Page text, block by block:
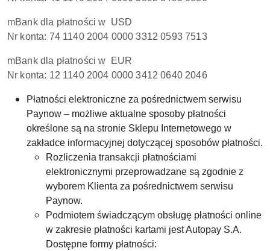
mBank dla płatności w USD
Nr konta: 74 1140 2004 0000 3312 0593 7513
mBank dla płatności w EUR
Nr konta: 12 1140 2004 0000 3412 0640 2046
Płatności elektroniczne za pośrednictwem serwisu
Paynow – możliwe aktualne sposoby płatności
określone są na stronie Sklepu Internetowego w
zakładce informacyjnej dotyczącej sposobów płatności.
Rozliczenia transakcji płatnościami
elektronicznymi przeprowadzane są zgodnie z
wyborem Klienta za pośrednictwem serwisu
Paynow.
Podmiotem świadczącym obsługę płatności online
w zakresie płatności kartami jest Autopay S.A.
Dostępne formy płatności: